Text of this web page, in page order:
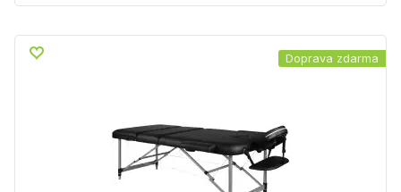
Doprava zdarma